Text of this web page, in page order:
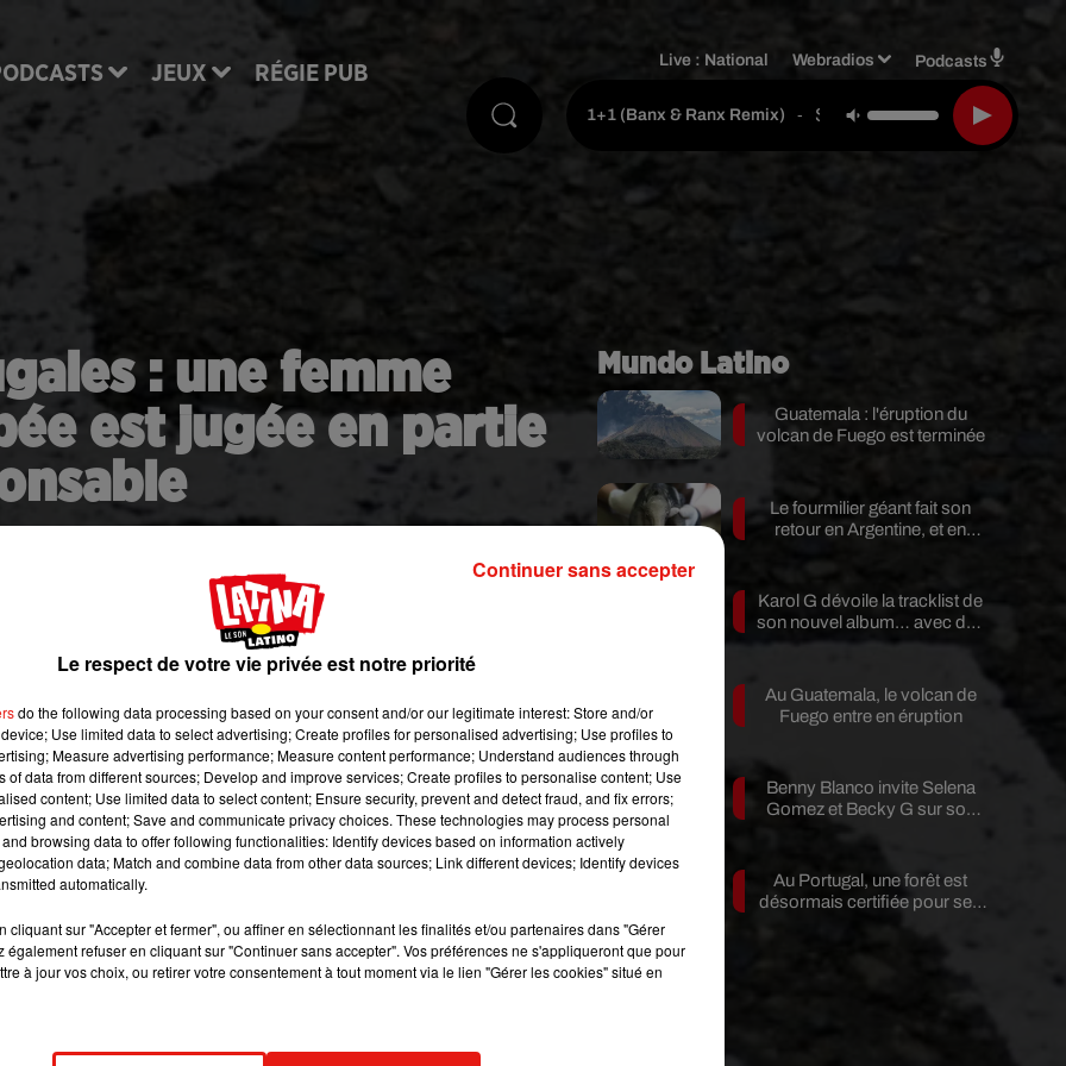
JEUX RÉGIE PUB
Live : National Webradios Podcasts
1+1 (banx & Ranx Remix) - Sia Feat. Yandel & Sofia
: une femme
est jugée en partie
des violences conjugales qu'elle a subies ?
de garantie des victimes et qui fait polémique.
image:Pexels
intervient au domicile d’un couple connu pour des faits de
25 ans de ne pas dormir chez elle ce soir-la. Malheureusement
pouvoir passer la nuit ailleurs et finit par rentrer à son domicile.
la jeune femme inconsciente au pied de son immeuble. Son
la jeter par la fenêtre.
l’affaire ne s’arrête pas là puisque la victime est désormais
à la victime ; cette dernière est jugée en partie responsable des
ne propose alors qu’une indemnisation partielle. Le 13 février
d’indemnisation des victimes d’infractions.
d’appel d’Angers. D’autant que l’affaire a depuis suscité
Mundo Latino
Guatemala : l'éruption du
volcan de Fuego est terminée
Le fourmilier géant fait son
retour en Argentine, et en
Karol G dévoile la tracklist de
son nouvel album… avec des
invités...
Au Guatemala, le volcan de
Fuego entre en éruption
Benny Blanco invite Selena
Gomez et Becky G sur son
Au Portugal, une forêt est
désormais certifiée pour ses
Le respect de votre vie privée est notre priorité
do the following data processing based on your consent and/or our legitimate interest: Store and/or
Use limited data to select advertising; Create profiles for personalised advertising; Use profiles to
Measure advertising performance; Measure content performance; Understand audiences through
of data from different sources; Develop and improve services; Create profiles to personalise content; Use
content; Use limited data to select content; Ensure security, prevent and detect fraud, and fix errors;
and content; Save and communicate privacy choices. These technologies may process personal
browsing data to offer following functionalities: Identify devices based on information actively
data; Match and combine data from other data sources; Link different devices; Identify devices
automatically.
cliquant sur "Accepter et fermer", ou affiner en sélectionnant les finalités et/ou partenaires dans "Gérer
également refuser en cliquant sur "Continuer sans accepter". Vos préférences ne s'appliqueront que pour
à jour vos choix, ou retirer votre consentement à tout moment via le lien "Gérer les cookies" situé en
Continuer sans accepter